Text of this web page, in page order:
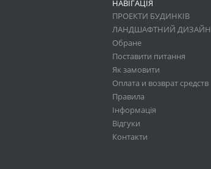
НАВІГАЦІЯ
ПРОЕКТИ БУДИНКІВ
ЛАНДШАФТНИЙ ДИЗАЙН
Обране
Поставити питання
Як замовити
Оплата и возврат средств
Правила
Інформація
Відгуки
Контакти